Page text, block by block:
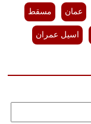
عمان مسقط
اسيل عمران